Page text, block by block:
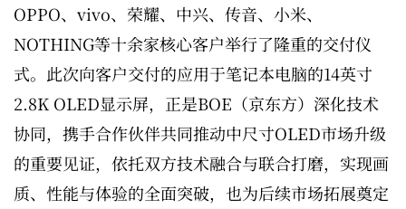
OPPO、vivo、荣耀、中兴、传音、小米、
NOTHING等十余家核心客户举行了隆重的交付仪
式。此次向客户交付的应用于笔记本电脑的14英寸
2.8K OLED显示屏，正是BOE（京东方）深化技术
协同，携手合作伙伴共同推动中尺寸OLED市场升级
的重要见证，依托双方技术融合与联合打磨，实现画
质、性能与体验的全面突破，也为后续市场拓展奠定